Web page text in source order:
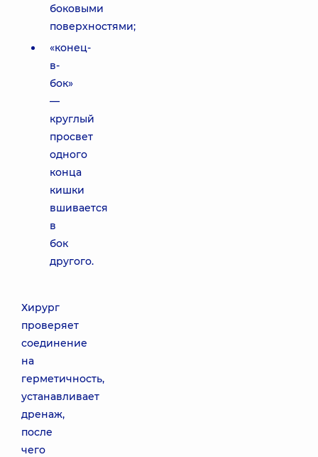
боковыми
поверхностями;
«конец-
в-
бок»
—
круглый
просвет
одного
конца
кишки
вшивается
в
бок
другого.
Хирург
проверяет
соединение
на
герметичность,
устанавливает
дренаж,
после
чего